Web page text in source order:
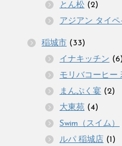
とん松 (2)
アジアン タイペ
稲城市 (33)
イナキッチン (6)
モリバコーヒー
まんぷく宴 (2)
大東苑 (4)
Swim（スイム）
ルパ 稲城店 (1)